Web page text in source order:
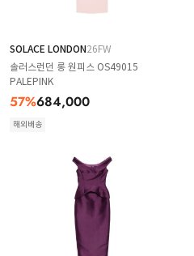
SOLACE LONDON26FW
솔러스런던 롱 원피스 OS49015
PALEPINK
57%684,000
해외배송